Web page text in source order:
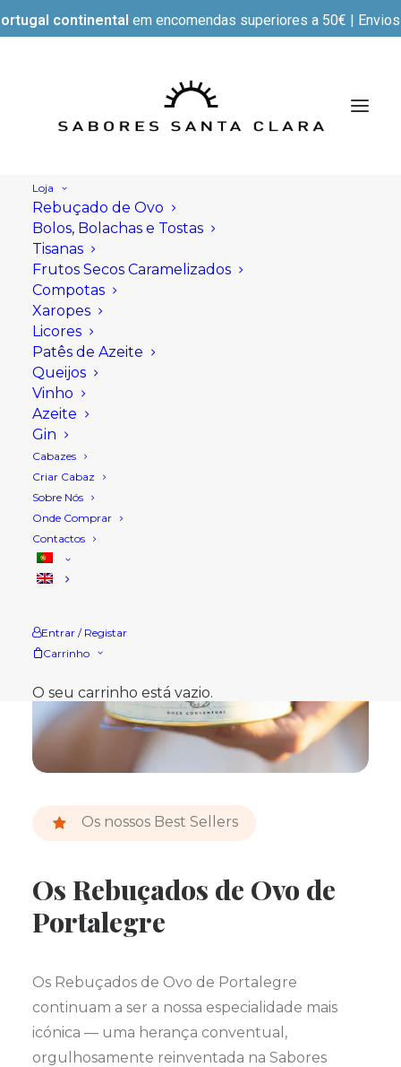
continental em encomendas superiores a 50€ |
Loja
Rebuçado de Ovo
Bolos, Bolachas e Tostas
Tisanas
Frutos Secos Caramelizados
Compotas
Xaropes
Licores
Patês de Azeite
Queijos
Vinho
Azeite
Gin
Cabazes
Criar Cabaz
Sobre Nós
Onde Comprar
Contactos
Entrar / Registar
Carrinho
O seu carrinho está vazio.
Os nossos Best Sellers
Os Rebuçados de Ovo de
Portalegre
Os Rebuçados de Ovo de Portalegre
continuam a ser a nossa especialidade mais
icónica — uma herança conventual,
orgulhosamente reinventada na Sabores